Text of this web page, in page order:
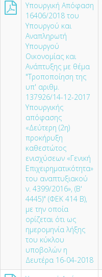
Υπουργική Απόφαση
16406/2018 του
Υπουργού και
Αναπληρωτή
Υπουργού
Οικονομίας και
Ανάπτυξης με θέμα
"Τροποποίηση της
υπ' αριθμ.
137926/14-12-2017
Υπουργικής
απόφασης
«Δεύτερη (2η)
προκήρυξη
καθεστώτος
ενισχύσεων «Γενική
Επιχειρηματικότητα»
του αναπτυξιακού
ν. 4399/2016», (Β'
4445)" (ΦΕΚ 414 Β),
με την οποία
ορίζεται ότι ως
ημερομηνία λήξης
του κύκλου
υποβολών η
Δευτέρα 16-04-2018